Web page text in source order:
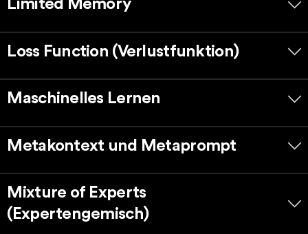
Limited Memory
Loss Function (Verlustfunktion)
Maschinelles Lernen
Metakontext und Metaprompt
Mixture of Experts
(Expertengemisch)